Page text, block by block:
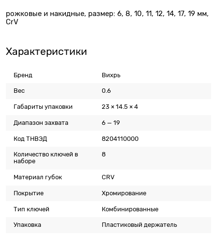
рожковые и накидные, размер: 6, 8, 10, 11, 12, 14, 17, 19 мм,
CrV
Характеристики
Бренд Вихрь
Вес 0.6
Габариты упаковки 23 × 14.5 × 4
Диапазон захвата 6 — 19
Код ТНВЭД 8204110000
Количество ключей в
наборе
8
Материал губок CRV
Покрытие Хромирование
Тип ключей Комбинированные
Упаковка Пластиковый держатель